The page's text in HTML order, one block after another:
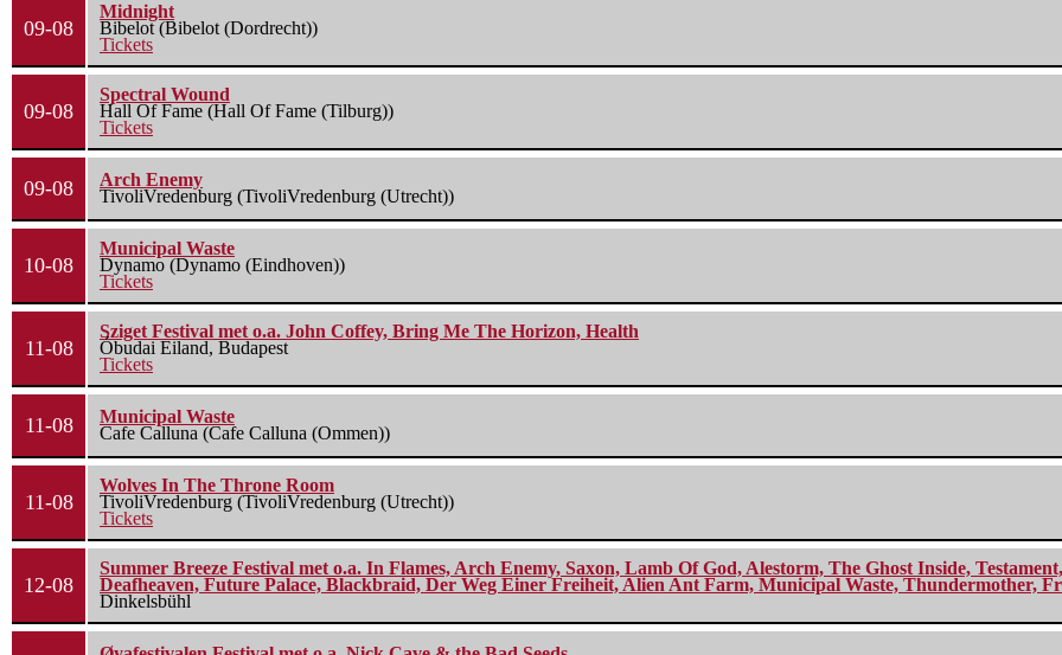
09-08
Midnight
Bibelot (Bibelot (Dordrecht))
Tickets
09-08
Spectral Wound
Hall Of Fame (Hall Of Fame (Tilburg))
Tickets
09-08
Arch Enemy
TivoliVredenburg (TivoliVredenburg (Utrecht))
10-08
Municipal Waste
Dynamo (Dynamo (Eindhoven))
Tickets
11-08
Sziget Festival met o.a. John Coffey, Bring Me The Horizon, Health
Óbudai Eiland, Budapest
Tickets
11-08
Municipal Waste
Cafe Calluna (Cafe Calluna (Ommen))
11-08
Wolves In The Throne Room
TivoliVredenburg (TivoliVredenburg (Utrecht))
Tickets
12-08
Summer Breeze Festival met o.a. In Flames, Arch Enemy, Saxon, Lamb Of God, Alestorm, The Ghost Inside,
Deafheaven, Future Palace, Blackbraid, Der Weg Einer Freiheit, Alien Ant Farm, Municipal Waste, Thundermother,
Dinkelsbühl